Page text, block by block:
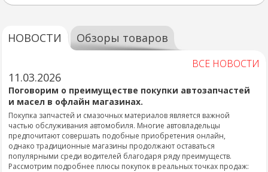
НОВОСТИ Обзоры товаров
ВСЕ НОВОСТИ
11.03.2026
Поговорим о преимуществе покупки автозапчастей
и масел в офлайн магазинах.
Покупка запчастей и смазочных материалов является важной
частью обслуживания автомобиля. Многие автовладельцы
предпочитают совершать подобные приобретения онлайн,
однако традиционные магазины продолжают оставаться
популярными среди водителей благодаря ряду преимуществ.
Рассмотрим подробнее плюсы покупок в реальных точках продаж: